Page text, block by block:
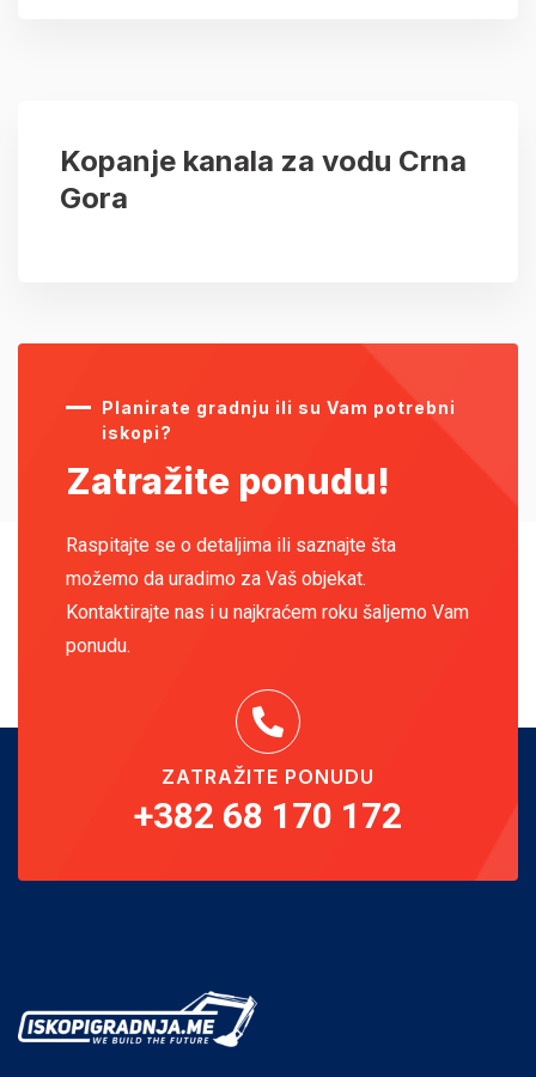
Kopanje kanala za vodu Crna
Gora
Planirate gradnju ili su Vam potrebni
iskopi?
Zatražite ponudu!
Raspitajte se o detaljima ili saznajte šta
možemo da uradimo za Vaš objekat.
Kontaktirajte nas i u najkraćem roku šaljemo Vam
ponudu.
ZATRAŽITE PONUDU
+382 68 170 172